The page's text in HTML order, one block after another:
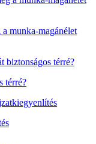
munka-magánélet
térré?